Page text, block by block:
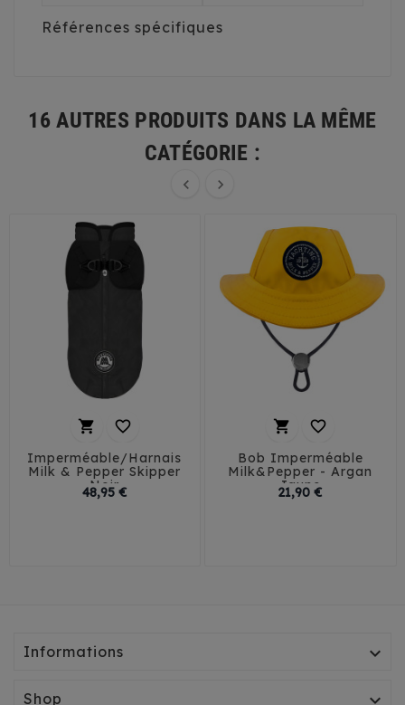
Références spécifiques
16 AUTRES PRODUITS DANS LA MÊME
CATÉGORIE :
 
 
Imperméable/Harnais
Milk & Pepper Skipper
Noir
48,95 €Prix
 
Bob Imperméable
Milk&Pepper - Argan
Jaune
21,90 €
Informations 
Shop